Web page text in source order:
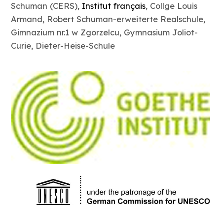
Schuman (CERS), Institut français, Collge Louis
Armand, Robert Schuman-erweiterte Realschule,
Gimnazium nr.1 w Zgorzelcu, Gymnasium Joliot-
Curie, Dieter-Heise-Schule